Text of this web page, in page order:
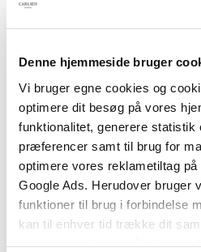
Denne hjemmeside bruger
Vi bruger egne cookies og
optimere dit besøg på vores
funktionalitet, generere statistik
præferencer samt til brug for
optimere vores reklametiltag
Google Ads. Herudover bruger
funktioner til brug i forbindelse
kan til enhver tid trække dit
BESKRIVELSE YDERLIGERE
Skades høje pris.
Loke øjner muligheden for
den rige jætte, Tjasse, vil
og hendes gyldne æbler.
det lille problem at få
med de andre guder, der